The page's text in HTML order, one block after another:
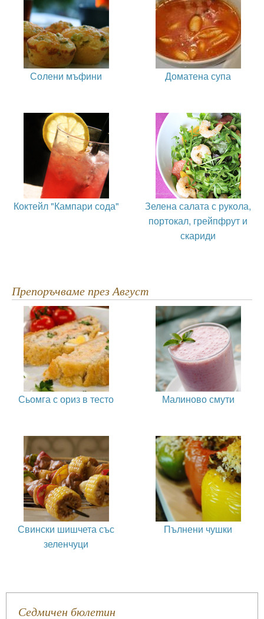
Солени мъфини Доматена супа
Коктейл "Кампари сода"
Зелена салата с рукола,
портокал, грейпфрут и
скариди
Препоръчваме през Август
Сьомга с ориз в тесто Малиново смути
Свински шишчета със
зеленчуци
Пълнени чушки
Седмичен бюлетин